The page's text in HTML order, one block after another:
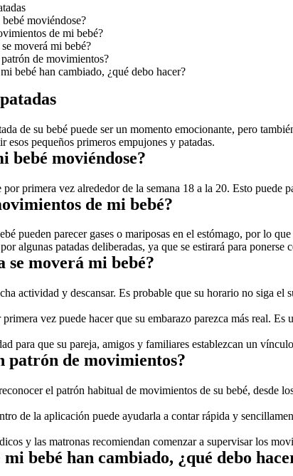
moviéndose?
de mi bebé?
moverá mi bebé?
de movimientos?
bebé han cambiado, ¿qué debo hacer?
de su bebé puede ser un momento emocionante, pero
esos pequeños primeros empujones y patadas.
bebé moviéndose?
primera vez alrededor de la semana 18 a la 20. Esto puede
de mi bebé?
pueden parecer gases o mariposas en el estómago, por lo
algunas patadas deliberadas, ya que se estirará para ponerse
se moverá mi bebé?
actividad y descansar. Es probable que su horario no siga
vez puede hacer que su embarazo parezca más real.
para que su pareja, amigos y familiares establezcan un
patrón de movimientos?
el patrón habitual de movimientos de su bebé, desde
de la aplicación puede ayudarla a contar rápida y
y las matronas recomiendan comenzar a supervisar los
bebé han cambiado, ¿qué debo